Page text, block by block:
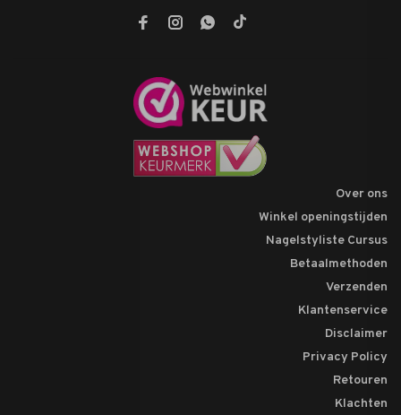
Over ons
Winkel openingstijden
Nagelstyliste Cursus
Betaalmethoden
Verzenden
Klantenservice
Disclaimer
Privacy Policy
Retouren
Klachten